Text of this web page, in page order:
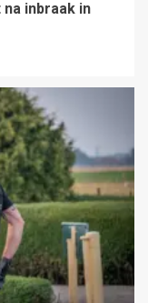
inbraak in